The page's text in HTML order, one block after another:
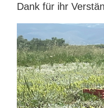
Dank für ihr